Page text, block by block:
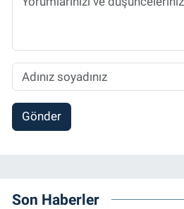
Gönder
Son Haberler